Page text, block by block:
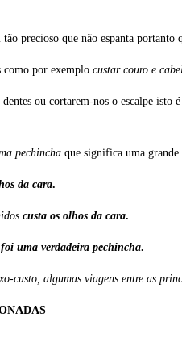
precioso que não espanta portanto
como por exemplo custar couro e
ou cortarem-nos o escalpe
pechincha que significa uma grande
da cara.
custa os olhos da cara.
foi uma verdadeira pechincha.
custo, algumas viagens entre as